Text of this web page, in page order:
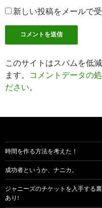
新しい投稿をメールで
このサイトはスパムを低
ます。
コメントデータの
ださい。
時間を作る方法を考えた！
成功者というか、ナニカ。
ジャニーズのチケットを入手する
あり!